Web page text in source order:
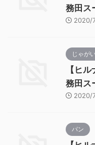
務田ス
2020/
じゃが
【ヒ
務田ス
2020/
パン